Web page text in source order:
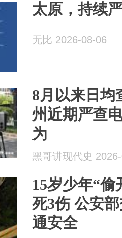
太原，持续
无比 2026-08-06
8月以来日均
州近期严查
为
黑哥讲现代史
15岁少年“偷
死3伤 公安
通安全